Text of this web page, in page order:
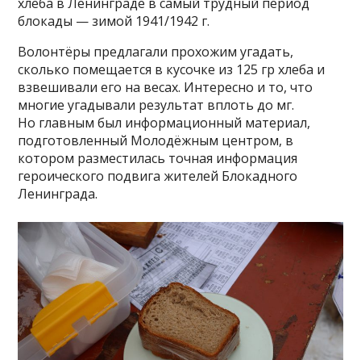
блокады — зимой 1941/1942 г.
Волонтёры предлагали прохожим угадать,
сколько помещается в кусочке из 125 гр хлеба и
взвешивали его на весах. Интересно и то, что
многие угадывали результат вплоть до мг.
Но главным был информационный материал,
подготовленный Молодёжным центром, в
котором разместилась точная информация
героического подвига жителей Блокадного
Ленинграда.